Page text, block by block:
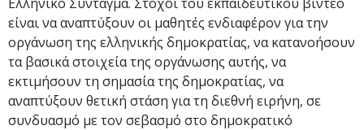
είναι να αναπτύξουν οι μαθητές ενδιαφέρον για την
οργάνωση της ελληνικής δημοκρατίας, να κατανοήσουν
τα βασικά στοιχεία της οργάνωσης αυτής, να
εκτιμήσουν τη σημασία της δημοκρατίας, να
αναπτύξουν θετική στάση για τη διεθνή ειρήνη, σε
συνδυασμό με τον σεβασμό στο δημοκρατικό